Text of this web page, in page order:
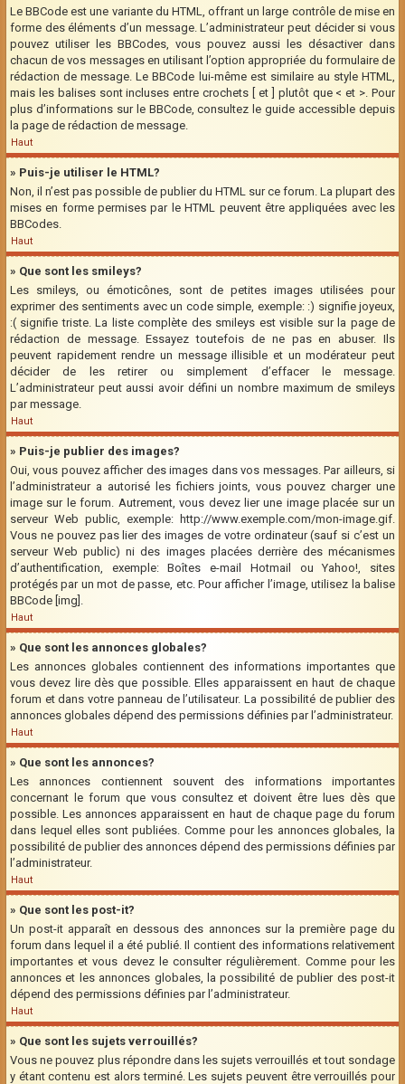
Le BBCode est une variante du HTML, offrant un large contrôle de mise en
forme des éléments d’un message. L’administrateur peut décider si vous
pouvez utiliser les BBCodes, vous pouvez aussi les désactiver dans
chacun de vos messages en utilisant l’option appropriée du formulaire de
rédaction de message. Le BBCode lui-même est similaire au style HTML,
mais les balises sont incluses entre crochets [ et ] plutôt que < et >. Pour
plus d’informations sur le BBCode, consultez le guide accessible depuis
la page de rédaction de message.
Haut
» Puis-je utiliser le HTML?
Non, il n’est pas possible de publier du HTML sur ce forum. La plupart des
mises en forme permises par le HTML peuvent être appliquées avec les
BBCodes.
Haut
» Que sont les smileys?
Les smileys, ou émoticônes, sont de petites images utilisées pour
exprimer des sentiments avec un code simple, exemple: :) signifie joyeux,
:( signifie triste. La liste complète des smileys est visible sur la page de
rédaction de message. Essayez toutefois de ne pas en abuser. Ils
peuvent rapidement rendre un message illisible et un modérateur peut
décider de les retirer ou simplement d’effacer le message.
L’administrateur peut aussi avoir défini un nombre maximum de smileys
par message.
Haut
» Puis-je publier des images?
Oui, vous pouvez afficher des images dans vos messages. Par ailleurs, si
l’administrateur a autorisé les fichiers joints, vous pouvez charger une
image sur le forum. Autrement, vous devez lier une image placée sur un
serveur Web public, exemple: http://www.exemple.com/mon-image.gif.
Vous ne pouvez pas lier des images de votre ordinateur (sauf si c’est un
serveur Web public) ni des images placées derrière des mécanismes
d’authentification, exemple: Boîtes e-mail Hotmail ou Yahoo!, sites
protégés par un mot de passe, etc. Pour afficher l’image, utilisez la balise
BBCode [img].
Haut
» Que sont les annonces globales?
Les annonces globales contiennent des informations importantes que
vous devez lire dès que possible. Elles apparaissent en haut de chaque
forum et dans votre panneau de l’utilisateur. La possibilité de publier des
annonces globales dépend des permissions définies par l’administrateur.
Haut
» Que sont les annonces?
Les annonces contiennent souvent des informations importantes
concernant le forum que vous consultez et doivent être lues dès que
possible. Les annonces apparaissent en haut de chaque page du forum
dans lequel elles sont publiées. Comme pour les annonces globales, la
possibilité de publier des annonces dépend des permissions définies par
l’administrateur.
Haut
» Que sont les post-it?
Un post-it apparaît en dessous des annonces sur la première page du
forum dans lequel il a été publié. Il contient des informations relativement
importantes et vous devez le consulter régulièrement. Comme pour les
annonces et les annonces globales, la possibilité de publier des post-it
dépend des permissions définies par l’administrateur.
Haut
» Que sont les sujets verrouillés?
Vous ne pouvez plus répondre dans les sujets verrouillés et tout sondage
y étant contenu est alors terminé. Les sujets peuvent être verrouillés pour